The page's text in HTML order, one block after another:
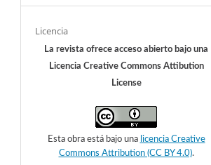
Licencia
La revista ofrece acceso abierto bajo una
Licencia Creative Commons Attibution
License
Esta obra está bajo una licencia Creative
Commons Attribution (CC BY 4.0).